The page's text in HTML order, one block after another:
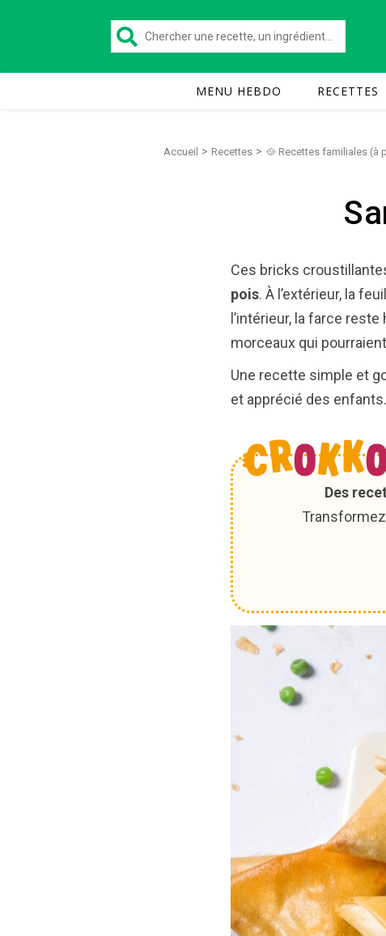
MENU HEBDO RECETTES
Accueil > Recettes > 🥘 Recettes familiales (à
Ces bricks
pois. À l’extérieur, la
l’intérieur, la farce
morceaux qui
Une recette simple et
et apprécié des
Des